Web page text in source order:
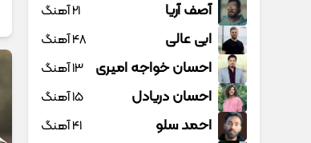
آصف آریا 21 آهنگ
ابی عالی 48 آهنگ
احسان خواجه امیری 13 آهنگ
احسان دریادل 15 آهنگ
احمد سلو 41 آهنگ